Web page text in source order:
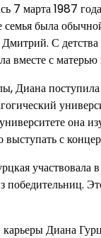
7 марта 1987
была
С
вместе с матерью
Диана
она
выступать с
участвовала
победительниц.
Диана